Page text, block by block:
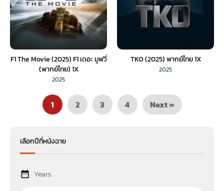
F1 The Movie (2025) F1 เดอะ มูฟวี่
(พากย์ไทย) 1X
2025
TKO (2025) พากย์ไทย 1X
2025
1 2 3 4 Next »
เลือกปีที่หนังฉาย
Years